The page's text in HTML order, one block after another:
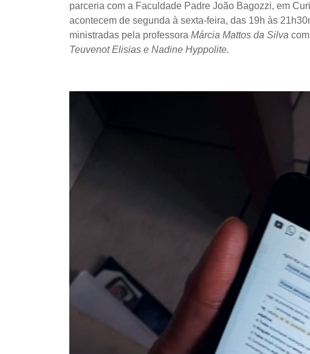
parceria com a Faculdade Padre João Bagozzi, em
acontecem de segunda à sexta-feira, das 19h às
ministradas pela professora Márcia Mattos da Silva
Teuvenot Elisias e Nadine Hyppolite.